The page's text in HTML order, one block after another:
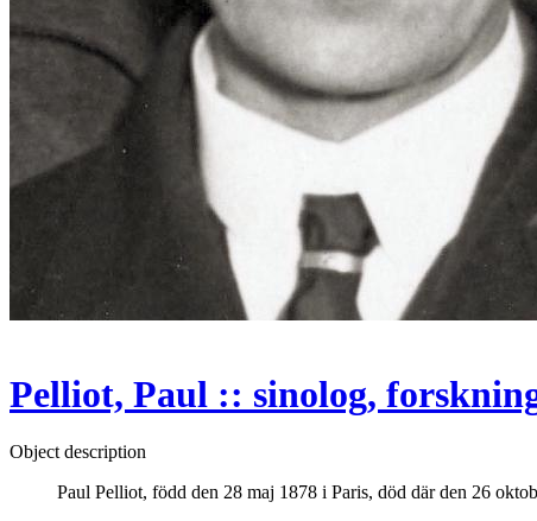
Pelliot, Paul :: sinolog,
Object description
Paul Pelliot, född den 28 maj 1878 i Paris, död där den 26